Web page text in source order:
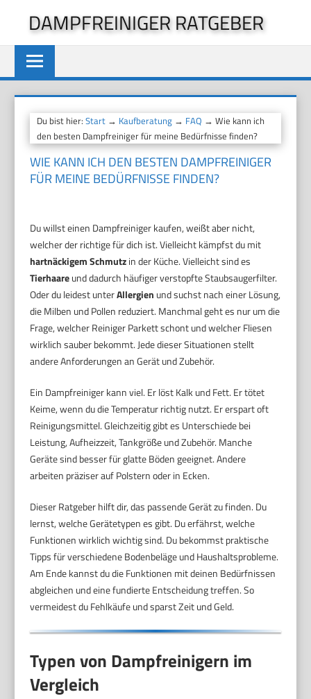
springen
DAMPFREINIGER RATGEBER
Du bist hier:Start → Kaufberatung → FAQ → Wie kann ich
den besten Dampfreiniger für meine Bedürfnisse finden?
WIE KANN ICH DEN BESTEN DAMPFREINIGER
FÜR MEINE BEDÜRFNISSE FINDEN?
Du willst einen Dampfreiniger kaufen, weißt aber nicht,
welcher der richtige für dich ist. Vielleicht kämpfst du mit
hartnäckigem Schmutzin der Küche. Vielleicht sind es
Tierhaareund dadurch häufiger verstopfte Staubsaugerfilter.
Oder du leidest unterAllergien und suchst nach einer Lösung,
die Milben und Pollen reduziert. Manchmal geht es nur um die
Frage, welcher Reiniger Parkett schont und welcher Fliesen
wirklich sauber bekommt. Jede dieser Situationen stellt
andere Anforderungen an Gerät und Zubehör.
Ein Dampfreiniger kann viel. Er löst Kalk und Fett. Er tötet
Keime, wenn du die Temperatur richtig nutzt. Er erspart oft
Reinigungsmittel. Gleichzeitig gibt es Unterschiede bei
Leistung, Aufheizzeit, Tankgröße und Zubehör. Manche
Geräte sind besser für glatte Böden geeignet. Andere
arbeiten präziser auf Polstern oder in Ecken.
Dieser Ratgeber hilft dir, das passende Gerät zu finden. Du
lernst, welche Gerätetypen es gibt. Du erfährst, welche
Funktionen wirklich wichtig sind. Du bekommst praktische
Tipps für verschiedene Bodenbeläge und Haushaltsprobleme.
Am Ende kannst du die Funktionen mit deinen Bedürfnissen
abgleichen und eine fundierte Entscheidung treffen. So
vermeidest du Fehlkäufe und sparst Zeit und Geld.
Typen von Dampfreinigern im
Vergleich